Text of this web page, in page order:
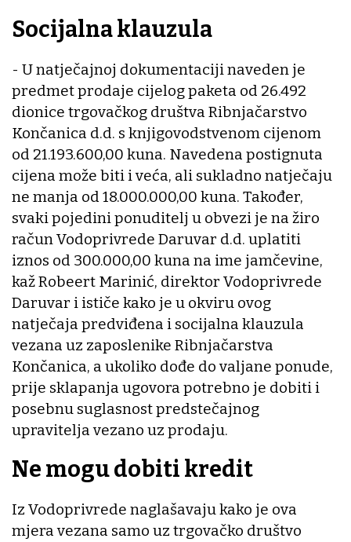
Socijalna klauzula
- U natječajnoj dokumentaciji naveden je
predmet prodaje cijelog paketa od 26.492
dionice trgovačkog društva Ribnjačarstvo
Končanica d.d. s knjigovodstvenom cijenom
od 21.193.600,00 kuna. Navedena postignuta
cijena može biti i veća, ali sukladno natječaju
ne manja od 18.000.000,00 kuna. Također,
svaki pojedini ponuditelj u obvezi je na žiro
račun Vodoprivrede Daruvar d.d. uplatiti
iznos od 300.000,00 kuna na ime jamčevine,
kaž Robeert Marinić, direktor Vodoprivrede
Daruvar i ističe kako je u okviru ovog
natječaja predviđena i socijalna klauzula
vezana uz zaposlenike Ribnjačarstva
Končanica, a ukoliko dođe do valjane ponude,
prije sklapanja ugovora potrebno je dobiti i
posebnu suglasnost predstečajnog
upravitelja vezano uz prodaju.
Ne mogu dobiti kredit
Iz Vodoprivrede naglašavaju kako je ova
mjera vezana samo uz trgovačko društvo